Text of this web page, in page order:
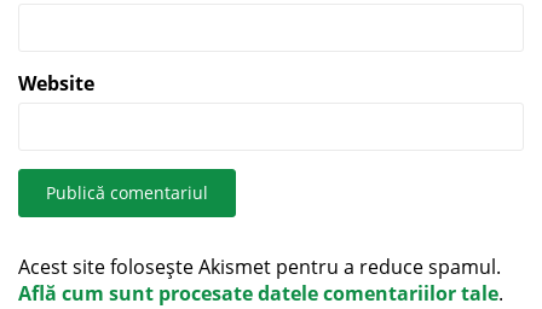
Website
Acest site folosește Akismet pentru a reduce spamul.
Află cum sunt procesate datele comentariilor tale.